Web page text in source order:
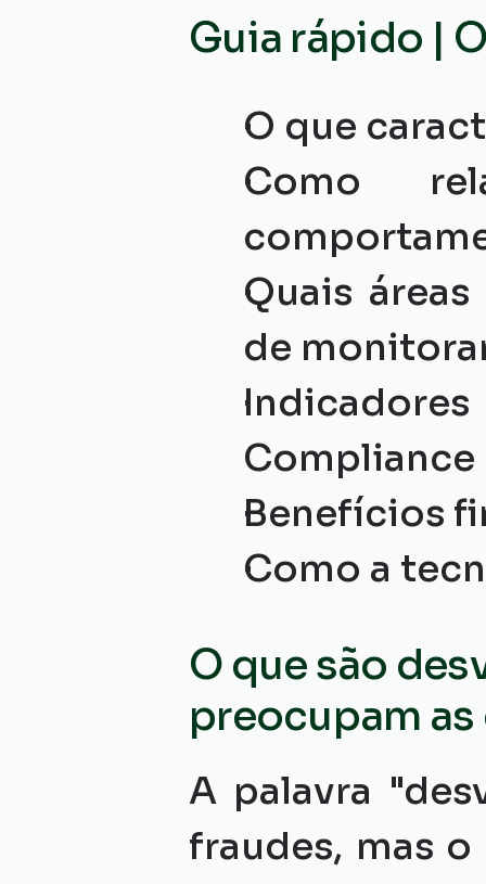
Guia rápido |
O que
Como
Quais
de
Compliance
Benefícios
Como a
O que são
preocupam as
A palavra
fraudes, mas